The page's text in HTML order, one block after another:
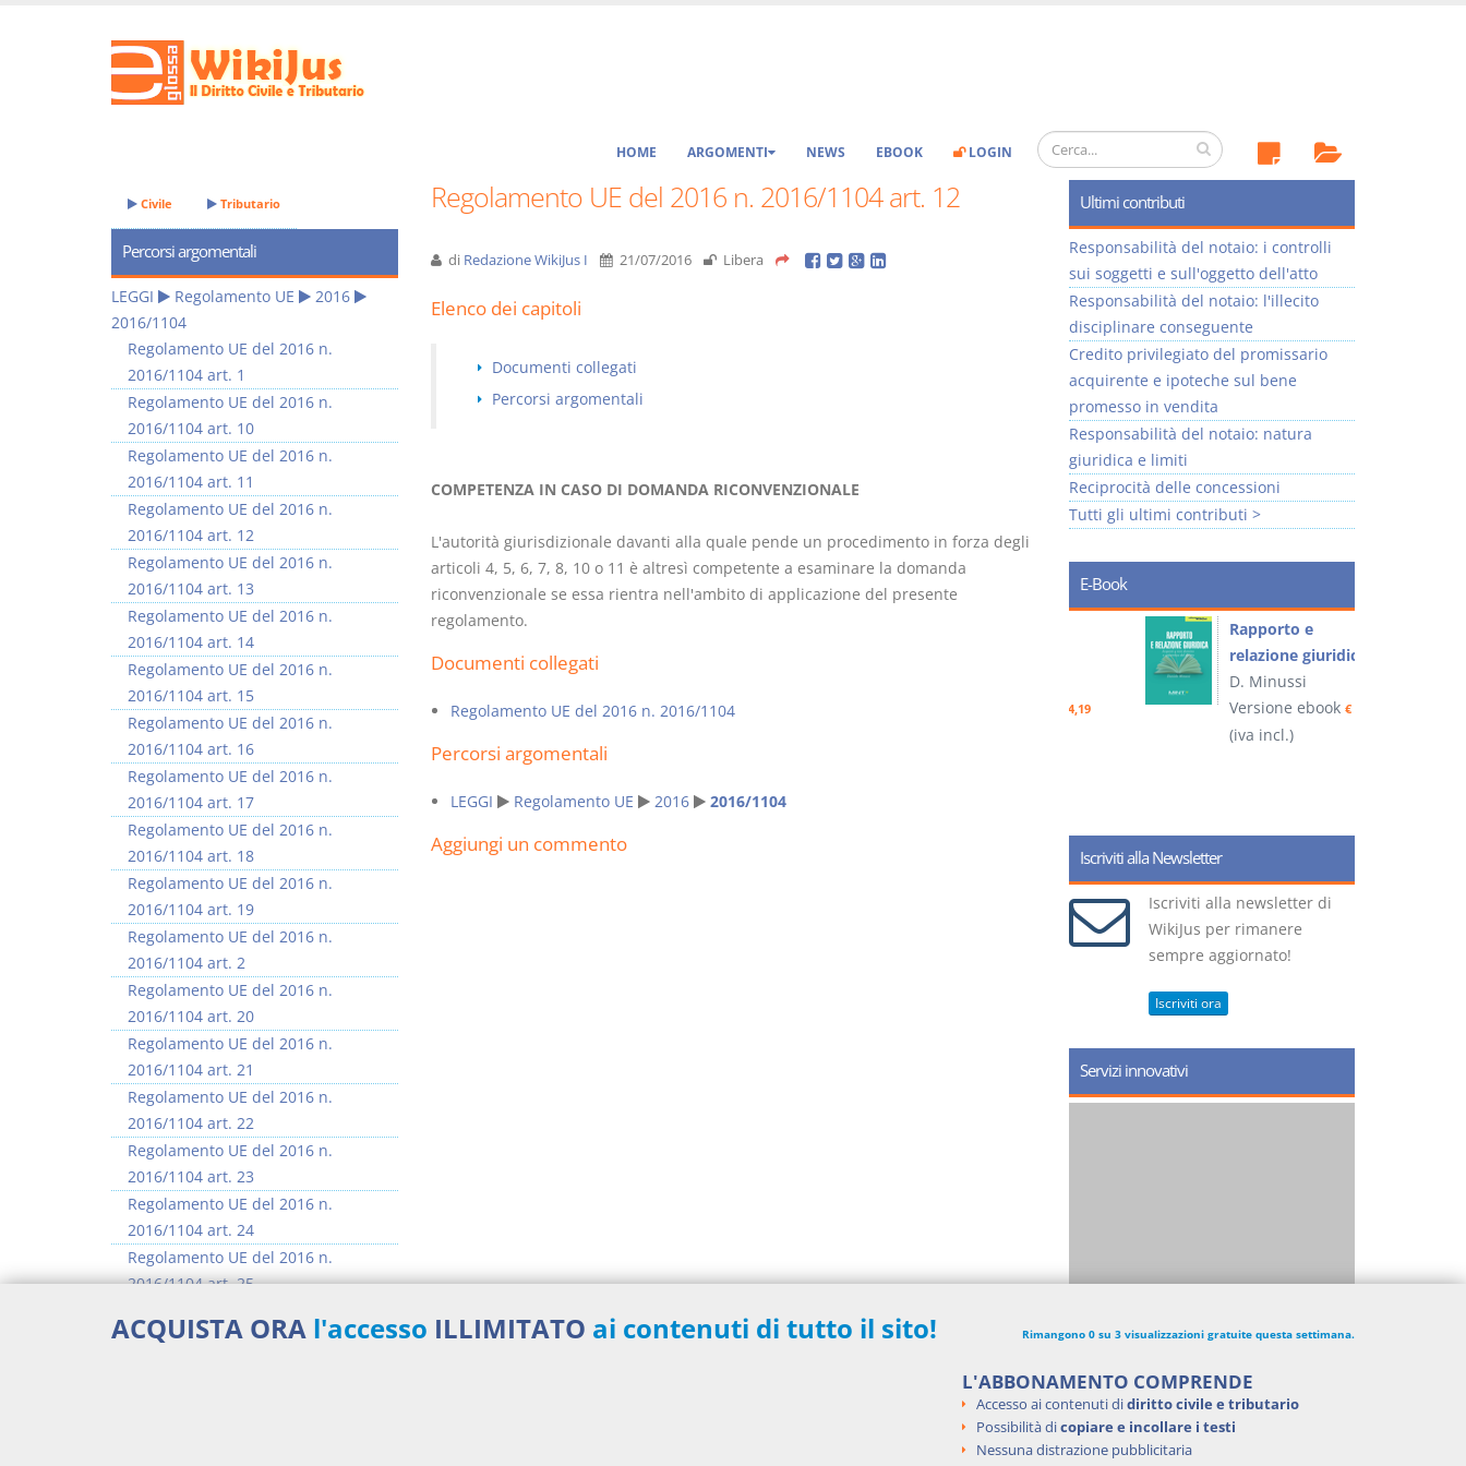
HOME ARGOMENTI NEWS EBOOK LOGIN
Regolamento UE del 2016 n. 2016/1104 art. 12
di Redazione WikiJus I 21/07/2016 Libera
Elenco dei capitoli
Documenti collegati
Percorsi argomentali
COMPETENZA IN CASO DI DOMANDA RICONVENZIONALE
L'autorità giurisdizionale davanti alla quale pende un procedimento in forza degli
articoli 4, 5, 6, 7, 8, 10 o 11 è altresì competente a esaminare la domanda
riconvenzionale se essa rientra nell'ambito di applicazione del presente
regolamento.
Documenti collegati
Regolamento UE del 2016 n. 2016/1104
Percorsi argomentali
LEGGI Regolamento UE 2016 2016/1104
Aggiungi un commento
Civile Tributario
Percorsi argomentali
LEGGI Regolamento UE
2016
2016/1104
Regolamento UE del 2016 n.
2016/1104 art. 1
Regolamento UE del 2016 n.
2016/1104 art. 10
Regolamento UE del 2016 n.
2016/1104 art. 11
Regolamento UE del 2016 n.
2016/1104 art. 12
Regolamento UE del 2016 n.
2016/1104 art. 13
Regolamento UE del 2016 n.
2016/1104 art. 14
Regolamento UE del 2016 n.
2016/1104 art. 15
Regolamento UE del 2016 n.
2016/1104 art. 16
Regolamento UE del 2016 n.
2016/1104 art. 17
Regolamento UE del 2016 n.
2016/1104 art. 18
Regolamento UE del 2016 n.
2016/1104 art. 19
Regolamento UE del 2016 n.
2016/1104 art. 2
Regolamento UE del 2016 n.
2016/1104 art. 20
Regolamento UE del 2016 n.
2016/1104 art. 21
Regolamento UE del 2016 n.
2016/1104 art. 22
Regolamento UE del 2016 n.
2016/1104 art. 23
Regolamento UE del 2016 n.
2016/1104 art. 24
Regolamento UE del 2016 n.
2016/1104 art. 25
2016/1104 art. 26
Ultimi contributi
Responsabilità del notaio: i controlli
sui soggetti e sull'oggetto dell'atto
Responsabilità del notaio: l'illecito
disciplinare conseguente
Credito privilegiato del promissario
acquirente e ipoteche sul bene
promesso in vendita
Responsabilità del notaio: natura
giuridica e limiti
Reciprocità delle concessioni
Tutti gli ultimi contributi >
E-Book
I Vincoli Preliminari
D. Minussi
Versione ebook
€ 4,19
(iva incl.)
Versione ebook€ 4,19
Rapporto e
relazione giuridica
D. Minussi
Versione ebook€ 5,99
(iva incl.)
Iscriviti alla Newsletter
Iscriviti alla newsletter di
WikiJus per rimanere
sempre aggiornato!
Iscriviti ora
Servizi innovativi
ACQUISTA ORA l'accesso ILLIMITATO ai contenuti di tutto il sito! Rimangono 0 su 3 visualizzazioni gratuite questa settimana.
L'ABBONAMENTO COMPRENDE
Accesso ai contenuti didiritto civile e tributario
Possibilità dicopiare e incollare i testi
Nessuna distrazione pubblicitaria